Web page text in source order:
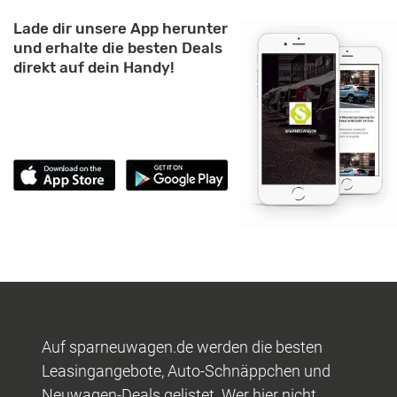
Lade dir unsere App herunter
und erhalte die besten Deals
direkt auf dein Handy!
Auf sparneuwagen.de werden die besten
Leasingangebote, Auto-Schnäppchen und